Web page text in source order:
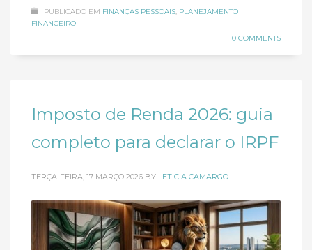
PUBLICADO EM FINANÇAS PESSOAIS, PLANEJAMENTO
FINANCEIRO
0 COMMENTS
Imposto de Renda 2026: guia
completo para declarar o IRPF
TERÇA-FEIRA, 17 MARÇO 2026 BY LETICIA CAMARGO